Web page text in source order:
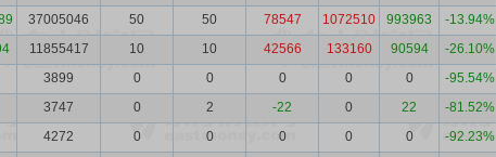
37005046 50 50 78547 1072510 993963 -13.94%
11855417 10 10 42566 133160 90594 -26.10%
3899 0 0 0 0 0 -95.54%
3747 0 2 -22 0 22 -81.52%
4272 0 0 0 0 0 -92.23%